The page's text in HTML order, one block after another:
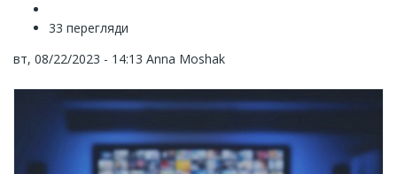
33 перегляди
вт, 08/22/2023 - 14:13 Anna Moshak